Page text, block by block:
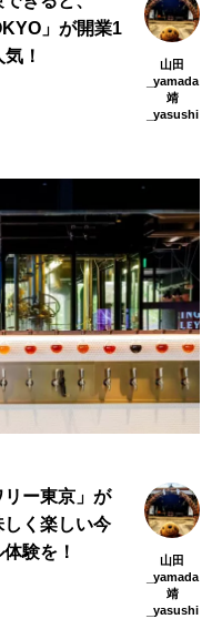
」が開業1
！
山田
_yamada
靖
_yasushi
リー東京」が
しく楽しい今
験を！
山田
_yamada
靖
_yasushi